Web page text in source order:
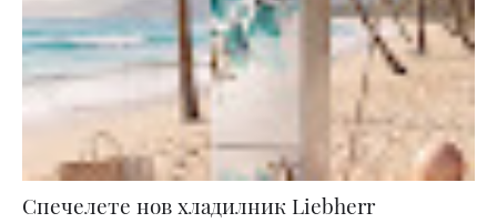
Спечелете нов хладилник Liebherr